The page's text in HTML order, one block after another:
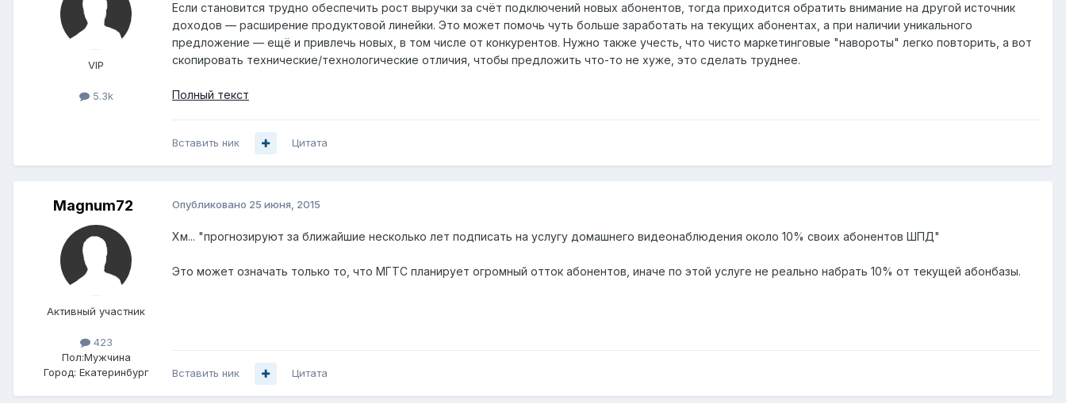
VIP
5.3k
Если становится трудно обеспечить рост выручки за счёт подключений новых абонентов, тогда приходится обратить внимание на другой источник
доходов — расширение продуктовой линейки. Это может помочь чуть больше заработать на текущих абонентах, а при наличии уникального
предложение — ещё и привлечь новых, в том числе от конкурентов. Нужно также учесть, что чисто маркетинговые "навороты" легко повторить, а вот
скопировать технические/технологические отличия, чтобы предложить что-то не хуже, это сделать труднее.
Полный текст
Вставить ник Цитата
Magnum72
Активный участник
423
Пол:Мужчина
Город: Екатеринбург
Опубликовано 25 июня, 2015
Хм... "прогнозируют за ближайшие несколько лет подписать на услугу домашнего видеонаблюдения около 10% своих абонентов ШПД"
Это может означать только то, что МГТС планирует огромный отток абонентов, иначе по этой услуге не реально набрать 10% от текущей абонбазы.
Вставить ник Цитата